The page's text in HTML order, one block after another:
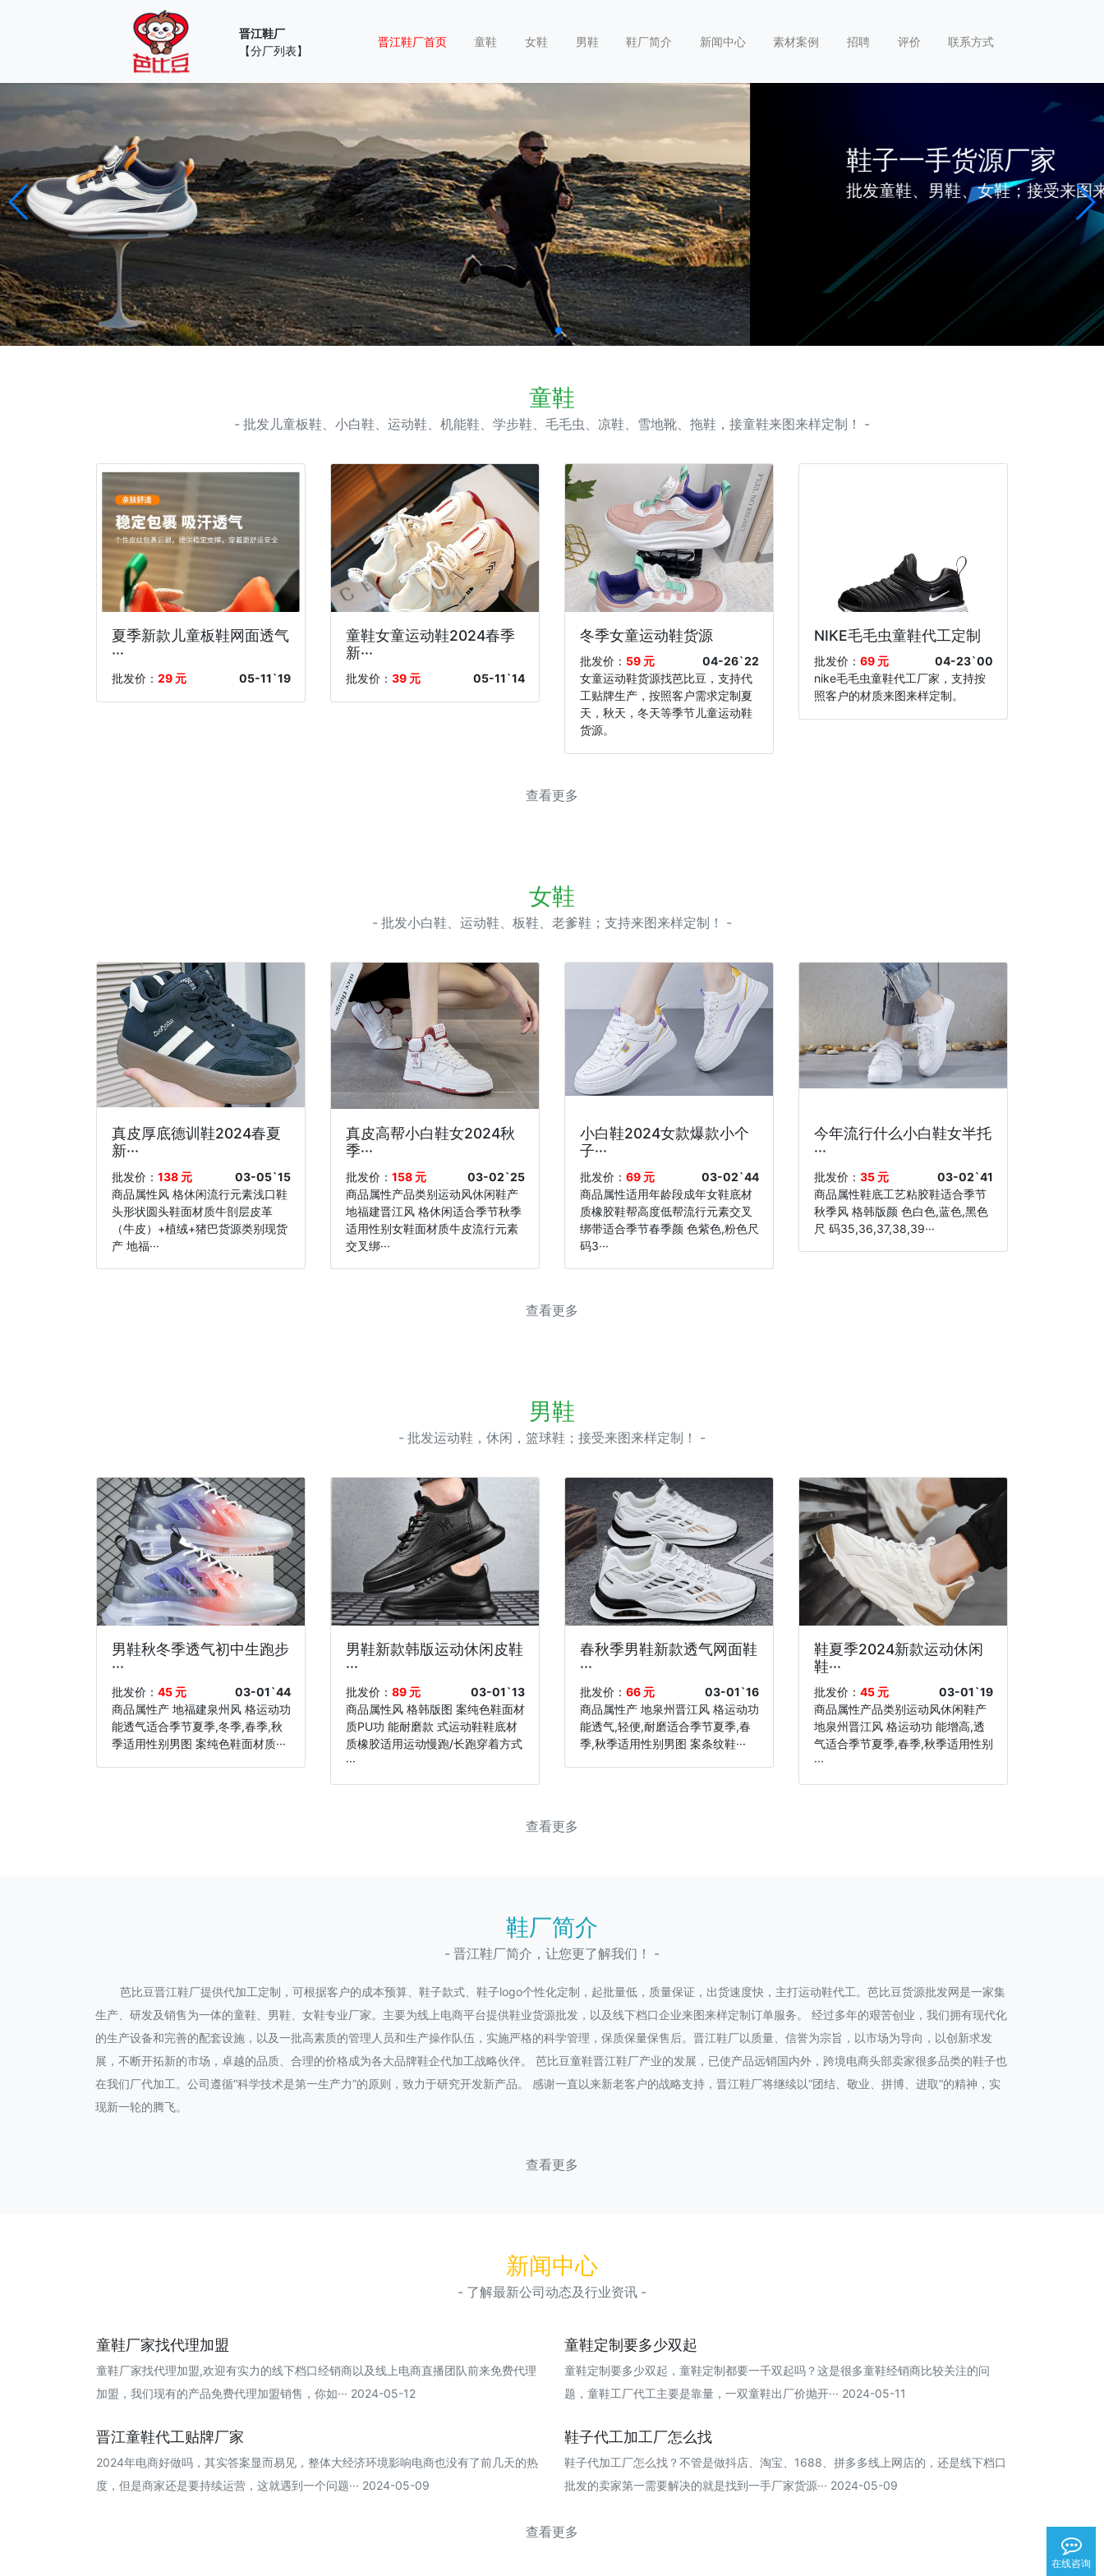
晋江鞋厂
【分厂列表】
晋江鞋厂首页 童鞋 女鞋 男鞋 鞋厂简介 新闻中心 素材案例 招聘 评价 联系方式
鞋子一手货源厂家
批发童鞋、男鞋、女鞋；接受来图来样定制，起批量低，质量保证，出货快！
童鞋
- 批发儿童板鞋、小白鞋、运动鞋、机能鞋、学步鞋、毛毛虫、凉鞋、雪地靴、拖鞋，接童鞋来图来样定制！ -
夏季新款儿童板鞋网面透气
···
批发价： 29 元 05-11`19
童鞋女童运动鞋2024春季
新···
批发价： 39 元 05-11`14
冬季女童运动鞋货源
批发价： 59 元
04-26`22
女童运动鞋货源找芭比豆，支持代
工贴牌生产，按照客户需求定制夏
天，秋天，冬天等季节儿童运动鞋
货源。
NIKE毛毛虫童鞋代工定制
批发价： 69 元
04-23`00
nike毛毛虫童鞋代工厂家，支持按
照客户的材质来图来样定制。
查看更多
女鞋
- 批发小白鞋、运动鞋、板鞋、老爹鞋；支持来图来样定制！ -
真皮厚底德训鞋2024春夏
新···
批发价： 138 元
03-05`15
商品属性风 格休闲流行元素浅口鞋
头形状圆头鞋面材质牛剖层皮革
（牛皮）+植绒+猪巴货源类别现货
产 地福···
真皮高帮小白鞋女2024秋
季···
批发价： 158 元
03-02`25
商品属性产品类别运动风休闲鞋产
地福建晋江风 格休闲适合季节秋季
适用性别女鞋面材质牛皮流行元素
交叉绑···
小白鞋2024女款爆款小个
子···
批发价： 69 元
03-02`44
商品属性适用年龄段成年女鞋底材
质橡胶鞋帮高度低帮流行元素交叉
绑带适合季节春季颜 色紫色,粉色尺
码3···
今年流行什么小白鞋女半托
···
批发价： 35 元
03-02`41
商品属性鞋底工艺粘胶鞋适合季节
秋季风 格韩版颜 色白色,蓝色,黑色
尺 码35,36,37,38,39···
查看更多
男鞋
- 批发运动鞋，休闲，篮球鞋；接受来图来样定制！ -
男鞋秋冬季透气初中生跑步
···
批发价： 45 元
03-01`44
商品属性产 地福建泉州风 格运动功
能透气适合季节夏季,冬季,春季,秋
季适用性别男图 案纯色鞋面材质···
男鞋新款韩版运动休闲皮鞋
···
批发价： 89 元
03-01`13
商品属性风 格韩版图 案纯色鞋面材
质PU功 能耐磨款 式运动鞋鞋底材
质橡胶适用运动慢跑/长跑穿着方式
···
春秋季男鞋新款透气网面鞋
···
批发价： 66 元
03-01`16
商品属性产 地泉州晋江风 格运动功
能透气,轻便,耐磨适合季节夏季,春
季,秋季适用性别男图 案条纹鞋···
鞋夏季2024新款运动休闲
鞋···
批发价： 45 元
03-01`19
商品属性产品类别运动风休闲鞋产
地泉州晋江风 格运动功 能增高,透
气适合季节夏季,春季,秋季适用性别
···
查看更多
鞋厂简介
- 晋江鞋厂简介，让您更了解我们！ -
芭比豆晋江鞋厂提供代加工定制，可根据客户的成本预算、鞋子款式、鞋子logo个性化定制，起批量低，质量保证，出货速度快，主打运动鞋代工。芭比豆货源批发网是一家集
生产、研发及销售为一体的童鞋、男鞋、女鞋专业厂家。主要为线上电商平台提供鞋业货源批发，以及线下档口企业来图来样定制订单服务。 经过多年的艰苦创业，我们拥有现代化
的生产设备和完善的配套设施，以及一批高素质的管理人员和生产操作队伍，实施严格的科学管理，保质保量保售后。晋江鞋厂以质量、信誉为宗旨，以市场为导向，以创新求发
展，不断开拓新的市场，卓越的品质、合理的价格成为各大品牌鞋企代加工战略伙伴。 芭比豆童鞋晋江鞋厂产业的发展，已使产品远销国内外，跨境电商头部卖家很多品类的鞋子也
在我们厂代加工。公司遵循“科学技术是第一生产力”的原则，致力于研究开发新产品。 感谢一直以来新老客户的战略支持，晋江鞋厂将继续以“团结、敬业、拼博、进取”的精神，实
现新一轮的腾飞。
查看更多
新闻中心
- 了解最新公司动态及行业资讯 -
童鞋厂家找代理加盟
童鞋厂家找代理加盟,欢迎有实力的线下档口经销商以及线上电商直播团队前来免费代理
加盟，我们现有的产品免费代理加盟销售，你如··· 2024-05-12
童鞋定制要多少双起
童鞋定制要多少双起，童鞋定制都要一千双起吗？这是很多童鞋经销商比较关注的问
题，童鞋工厂代工主要是靠量，一双童鞋出厂价抛开··· 2024-05-11
晋江童鞋代工贴牌厂家
2024年电商好做吗，其实答案显而易见，整体大经济环境影响电商也没有了前几天的热
度，但是商家还是要持续运营，这就遇到一个问题··· 2024-05-09
鞋子代工加工厂怎么找
鞋子代加工厂怎么找？不管是做抖店、淘宝、1688、拼多多线上网店的，还是线下档口
批发的卖家第一需要解决的就是找到一手厂家货源··· 2024-05-09
查看更多
在线咨询